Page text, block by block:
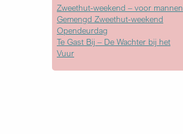
Zweethut-weekend – voor mannen
Gemengd Zweethut-weekend
Opendeurdag
Te Gast Bij – De Wachter bij het
Vuur